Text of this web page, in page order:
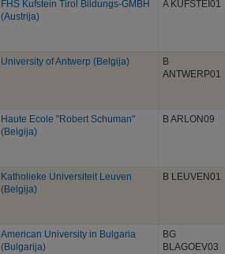
FHS Kufstein Tirol Bildungs-GMBH
(Austrija)
A KUFSTEI01
University of Antwerp (Belgija)
B
ANTWERP01
Haute Ecole "Robert Schuman"
(Belgija)
B ARLON09
Katholieke Universiteit Leuven
(Belgija)
B LEUVEN01
American University in Bulgaria
(Bulgarija)
BG
BLAGOEV03